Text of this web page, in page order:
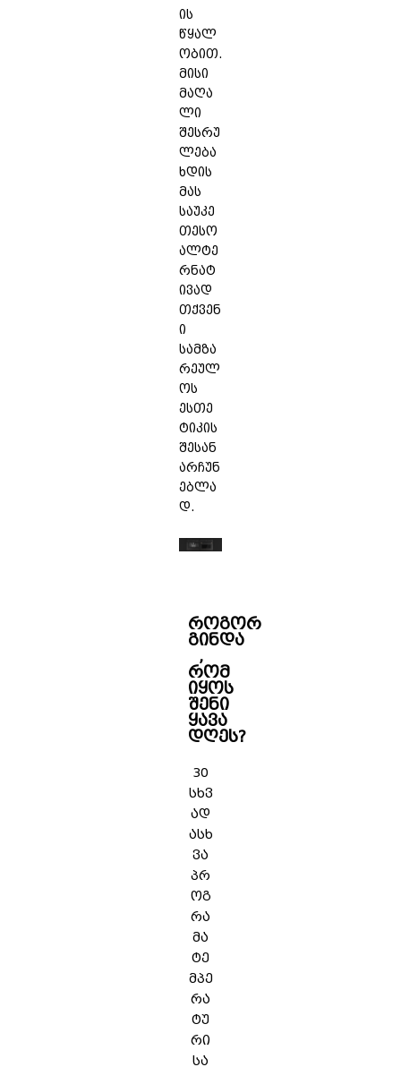
ის
წყალ
ობით.
მისი
მაღა
ლი
შესრუ
ლება
ხდის
მას
საუკე
თესო
ალტე
რნატ
ივად
თქვენ
ი
სამზა
რეულ
ოს
ესთე
ტიკის
შესან
არჩუნ
ებლა
დ.
როგორ
გინდა
,
რომ
იყოს
შენი
ყავა
დღეს?
30
სხვ
ად
ასხ
ვა
პრ
ოგ
რა
მა
ტე
მპე
რა
ტუ
რი
სა